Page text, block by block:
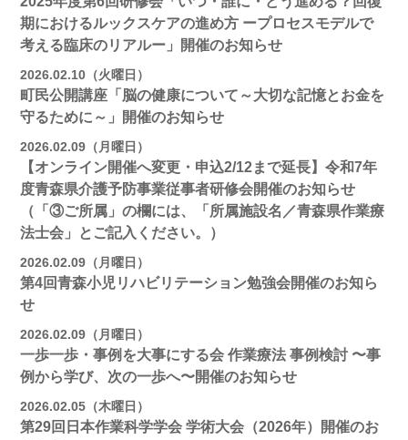
期におけるルックスケアの進め方 ープロセスモデルで
考える臨床のリアルー」開催のお知らせ
2026.02.10（火曜日）
町民公開講座「脳の健康について～大切な記憶とお金を
守るために～」開催のお知らせ
2026.02.09（月曜日）
【オンライン開催へ変更・申込2/12まで延長】令和7年
度青森県介護予防事業従事者研修会開催のお知らせ
（「③ご所属」の欄には、「所属施設名／青森県作業療
法士会」とご記入ください。）
2026.02.09（月曜日）
第4回青森小児リハビリテーション勉強会開催のお知ら
せ
2026.02.09（月曜日）
一歩一歩・事例を大事にする会 作業療法 事例検討 〜事
例から学び、次の一歩へ〜開催のお知らせ
2026.02.05（木曜日）
第29回日本作業科学学会 学術大会（2026年）開催のお